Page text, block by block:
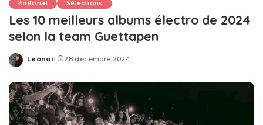
Éditorial Sélections
Les 10 meilleurs albums électro de 2024
selon la team Guettapen
Posted
Leonor 28 décembre 2024